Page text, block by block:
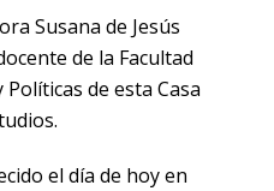
Susana de Jesús
de la Facultad
Políticas de esta Casa
el día de hoy en